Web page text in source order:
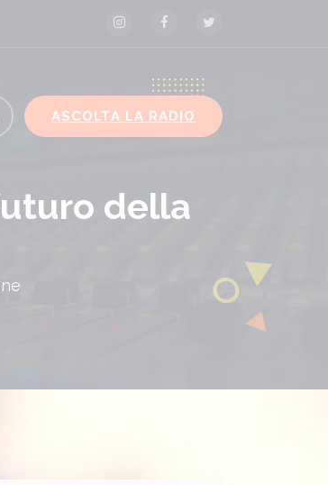
ASCOLTA LA RADIO
della